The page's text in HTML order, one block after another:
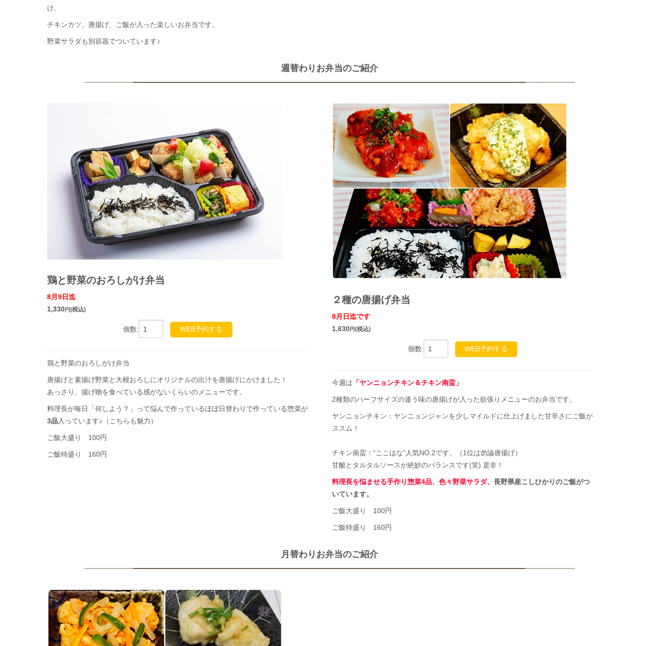
け、
チキンカツ、唐揚げ、ご飯が入った楽しいお弁当です。
野菜サラダも別容器でついています♪
週替わりお弁当のご紹介
鶏と野菜のおろしがけ弁当
8月9日迄
1,330円(税込)
個数: WEB予約する
鶏と野菜のおろしがけ弁当
唐揚げと素揚げ野菜と大根おろしにオリジナルの出汁を唐揚げにかけました！
あっさり、揚げ物を食べている感がないくらいのメニューです。
料理長が毎日「何しよう？」って悩んで作っているほぼ日替わりで作っている惣菜が
3品入っています♪（こちらも魅力）
ご飯大盛り 100円
ご飯特盛り 160円
２種の唐揚げ弁当
8月日迄です
1,630円(税込)
個数: WEB予約する
今週は 「ヤンニョンチキン＆チキン南蛮」
2種類のハーフサイズの違う味の唐揚げが入った欲張りメニューのお弁当です。
ヤンニョンチキン：ヤンニョンジャンを少しマイルドに仕上げました甘辛さにご飯が
ススム！
チキン南蛮：“ここはな”人気NO.2です。（1位は勿論唐揚げ）
甘酸とタルタルソースが絶妙のバランスです(笑) 是非！
料理長を悩ませる手作り惣菜4品、色々野菜サラダ、 長野県産こしひかりのご飯がつ
いています。
ご飯大盛り 100円
ご飯特盛り 160円
月替わりお弁当のご紹介